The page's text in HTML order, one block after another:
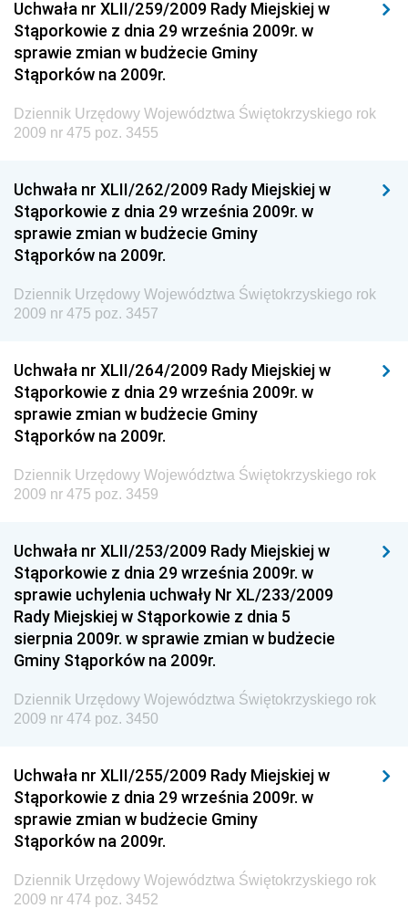
Dziennik Urzędowy Ministra Infrastruktury i
Budownictwa
Dziennik Urzędowy Ministra Gospodarki Morskiej i
Dziennik Urzędowy Ministra Energii
Dziennik Urzędowy Ministra Sprawiedliwości
Dziennik Urzędowy Ministra Rozwoju i Finansów
Dziennik Urzędowy Wyższego Urzędu Górniczego
Dziennik Urzędowy Prezesa Urzędu Transportu
Kolejowego
Technologii
Dziennik Urzędowy Ministra Inwestycji i Rozwoju
Dziennik Urzędowy Naczelnego Dyrektora Archiwów
Państwowych
Dziennik Urzędowy Ministra Finansów, Inwestycji i
Rozwoju
Dziennik Urzędowy Ministra Sportu
Dziennik Urzędowy Ministra Funduszy i Polityki
Regionalnej
Dziennik Urzędowy Ministra Aktywów Państwowych
Dziennik Urzędowy Ministra Zdrowia
Dziennik Urzędowy Ministra Środowiska i Głównego
Inspektora Ochrony Środowiska
Dziennik Urzędowy Ministerstwa Kultury, Dziedzictwa
Narodowego i Sportu
Dziennik Urzędowy Ministra Finansów, Funduszy i
Dziennik Urzędowy Ministra Rozwoju, Pracy i
Uchwała nr XLII/259/2009 Rady Miejskiej w
Stąporkowie z dnia 29 września 2009r. w
sprawie zmian w budżecie Gminy
Stąporków na 2009r.
Dziennik Urzędowy Województwa Świętokrzyskiego rok
2009 nr 475 poz. 3455
Uchwała nr XLII/262/2009 Rady Miejskiej w
Stąporkowie z dnia 29 września 2009r. w
sprawie zmian w budżecie Gminy
Stąporków na 2009r.
Dziennik Urzędowy Województwa Świętokrzyskiego rok
2009 nr 475 poz. 3457
Uchwała nr XLII/264/2009 Rady Miejskiej w
Stąporkowie z dnia 29 września 2009r. w
sprawie zmian w budżecie Gminy
Stąporków na 2009r.
Dziennik Urzędowy Województwa Świętokrzyskiego rok
2009 nr 475 poz. 3459
Uchwała nr XLII/253/2009 Rady Miejskiej w
Stąporkowie z dnia 29 września 2009r. w
sprawie uchylenia uchwały Nr XL/233/2009
Rady Miejskiej w Stąporkowie z dnia 5
sierpnia 2009r. w sprawie zmian w budżecie
Gminy Stąporków na 2009r.
Dziennik Urzędowy Województwa Świętokrzyskiego rok
2009 nr 474 poz. 3450
Uchwała nr XLII/255/2009 Rady Miejskiej w
Stąporkowie z dnia 29 września 2009r. w
sprawie zmian w budżecie Gminy
Stąporków na 2009r.
Dziennik Urzędowy Województwa Świętokrzyskiego rok
2009 nr 474 poz. 3452